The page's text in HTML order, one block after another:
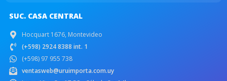
SUC. CASA CENTRAL
Hocquart 1676, Montevideo
(+598) 2924 8388 int. 1
(+598) 97 955 738
ventasweb@uruimporta.com.uy